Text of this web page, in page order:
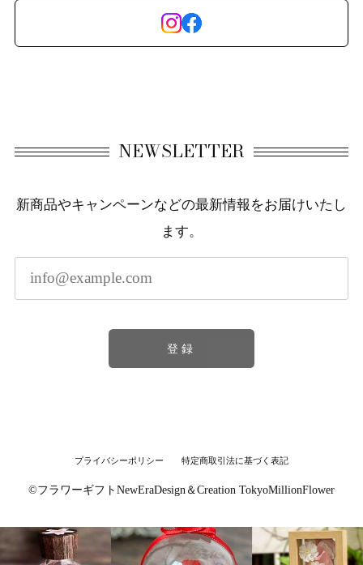
NEWSLETTER
新商品やキャンペーンなどの最新情報をお届けいたし
ます。
登録
プライバシーポリシー 特定商取引法に基づく表記
©︎フラワーギフトNewEraDesign＆Creation TokyoMillionFlower